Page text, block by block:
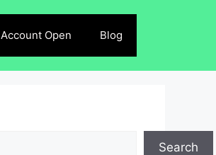
Account Open Blog
Search